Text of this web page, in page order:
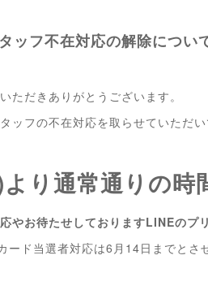
ッフ不在対応の解除につい
ただきありがとうございます。
ッフの不在対応を取らせていただい
り通常通りの時
やお待たせしておりますLINEのプ
ード当選者対応は6月14日までとさ